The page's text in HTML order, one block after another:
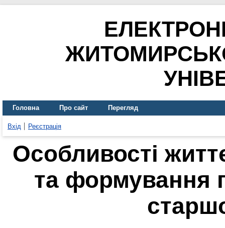
Головна Про сайт Перегляд
Вхід Реєстрація
Особливості
та формування